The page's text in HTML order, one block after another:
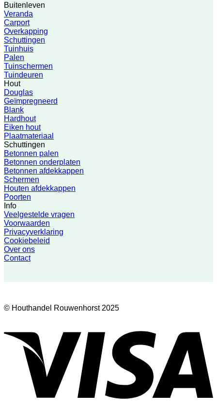
Buitenleven
Veranda
Carport
Overkapping
Schuttingen
Tuinhuis
Palen
Tuinschermen
Tuindeuren
Hout
Douglas
Geïmpregneerd
Blank
Hardhout
Eiken hout
Plaatmateriaal
Schuttingen
Betonnen palen
Betonnen onderplaten
Betonnen afdekkappen
Schermen
Houten afdekkappen
Poorten
Info
Veelgestelde vragen
Voorwaarden
Privacyverklaring
Cookiebeleid
Over ons
Contact
© Houthandel Rouwenhorst 2025